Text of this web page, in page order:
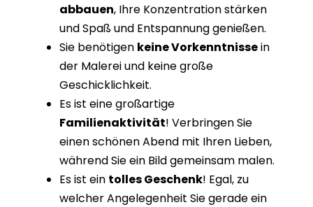
abbauen, Ihre Konzentration stärken
und Spaß und Entspannung genießen.
Sie benötigen keine Vorkenntnissein
der Malerei und keine große
Geschicklichkeit.
Es ist eine großartige
Familienaktivität! Verbringen Sie
einen schönen Abend mit Ihren Lieben,
während Sie ein Bild gemeinsam malen.
Es ist ein tolles Geschenk! Egal, zu
welcher Angelegenheit Sie gerade ein